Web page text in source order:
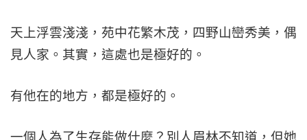
天上浮雲淺淺，苑中花繁木茂，四野山巒秀美，偶
見人家。其實，這處也是極好的。
有他在的地方，都是極好的。